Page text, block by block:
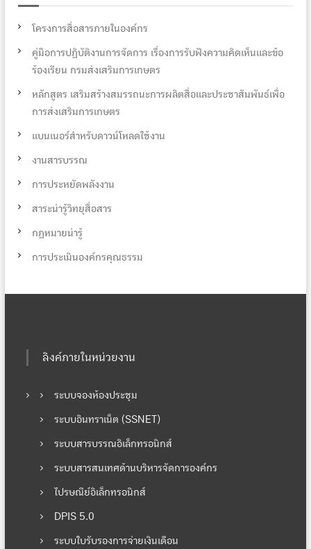
โครงการสื่อสารภายในองค์กร
คู่มือการปฏิบัติงานการจัดการ เรื่องการรับฟังความคิดเห็นและข้อ
ร้องเรียน กรมส่งเสริมการเกษตร
หลักสูตร เสริมสร้างสมรรถนะการผลิตสื่อและประชาสัมพันธ์เพื่อ
การส่งเสริมการเกษตร
แบนเนอร์สำหรับดาวน์โหลดใช้งาน
งานสารบรรณ
การประหยัดพลังงาน
สาระน่ารู้วิทยุสื่อสาร
กฏหมายน่ารู้
การประเมินองค์กรคุณธรรม
ลิงค์ภายในหน่วยงาน
ระบบจองห้องประชุม
ระบบอินทราเน็ต (SSNET)
ระบบสารบรรณอิเล็กทรอนิกส์
ระบบสารสนเทศด้านบริหารจัดการองค์กร
ไปรษณีย์อิเล็กทรอนิกส์
DPIS 5.0
ระบบใบรับรองการจ่ายเงินเดือน